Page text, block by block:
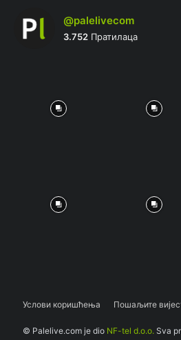
@palelivecom
3.752 Пратилаца
Услови коришћења Пошаљите
© Palelive.com je dio NF-tel d.o.o. Sva